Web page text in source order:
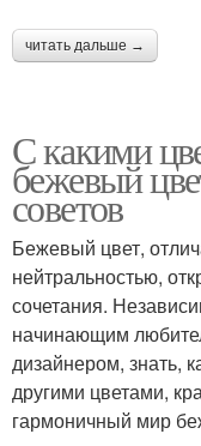
читать дальше →
С какими
бежевый
советов
Бежевый цвет,
нейтральностью,
сочетания.
начинающим
дизайнером, знать,
другими цветами,
гармоничный мир